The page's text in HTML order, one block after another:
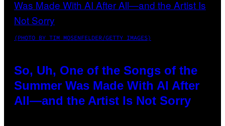
(PHOTO BY TIM MOSENFELDER/GETTY IMAGES)
So, Uh, One of the Songs of the
Summer Was Made With AI After
All—and the Artist Is Not Sorry